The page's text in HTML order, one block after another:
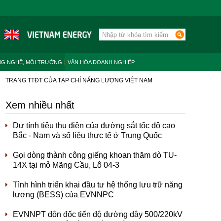
NGHỆ, MÔI TRƯỜNG VĂN HÓA DOANH NGHIỆP
TRANG TTĐT CỦA TẠP CHÍ NĂNG LƯỢNG VIỆT NAM
Xem nhiều nhất
Dự tính tiêu thụ điện của đường sắt tốc độ cao
Bắc - Nam và số liệu thực tế ở Trung Quốc
Gọi dòng thành công giếng khoan thăm dò TU-
14X tại mỏ Mãng Cầu, Lô 04-3
Tình hình triển khai đầu tư hệ thống lưu trữ năng
lượng (BESS) của EVNNPC
EVNNPT đôn đốc tiến độ đường dây 500/220kV